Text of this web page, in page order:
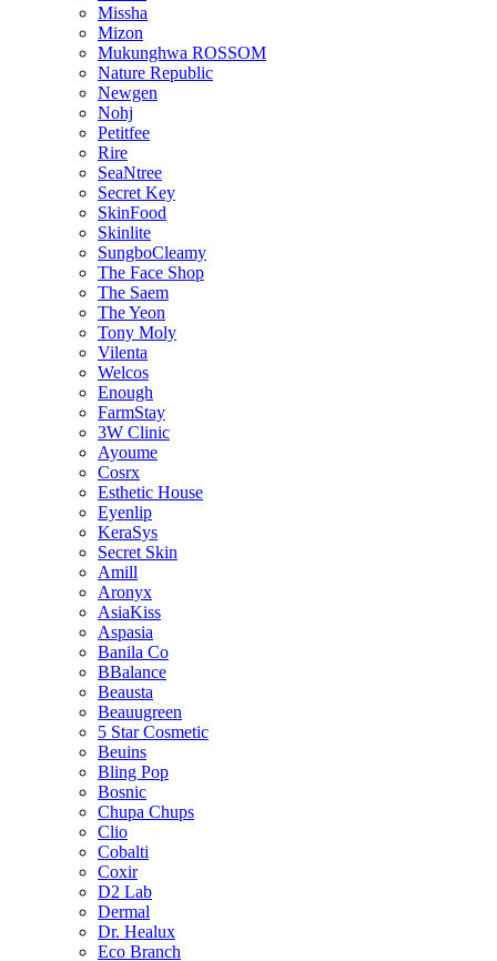
Missha
Mizon
Mukunghwa ROSSOM
Nature Republic
Newgen
Nohj
Petitfee
Rire
SeaNtree
Secret Key
SkinFood
Skinlite
SungboCleamy
The Face Shop
The Saem
The Yeon
Tony Moly
Vilenta
Welcos
Enough
FarmStay
3W Clinic
Ayoume
Cosrx
Esthetic House
Eyenlip
KeraSys
Secret Skin
Amill
Aronyx
AsiaKiss
Aspasia
Banila Co
BBalance
Beausta
Beauugreen
5 Star Cosmetic
Beuins
Bling Pop
Bosnic
Chupa Chups
Clio
Cobalti
Coxir
D2 Lab
Dermal
Dr. Healux
Eco Branch